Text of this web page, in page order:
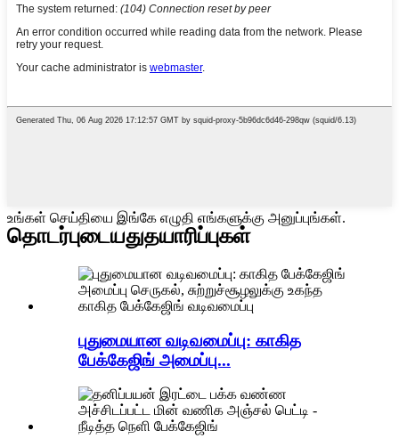
உங்கள் செய்தியை இங்கே எழுதி எங்களுக்கு அனுப்புங்கள்.
தொடர்புடையதுதயாரிப்புகள்
புதுமையான வடிவமைப்பு: காகித
பேக்கேஜிங் அமைப்பு...